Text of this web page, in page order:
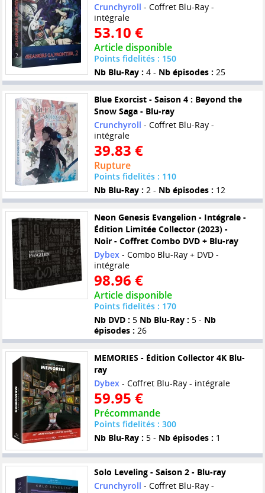
Crunchyroll - Coffret Blu-Ray -
intégrale
53.10 €
Article disponible
Points fidelités : 150
Nb Blu-Ray : 4 - Nb épisodes : 25
Blue Exorcist - Saison 4 : Beyond the
Snow Saga - Blu-ray
Crunchyroll - Coffret Blu-Ray -
intégrale
39.83 €
Rupture
Points fidelités : 110
Nb Blu-Ray : 2 - Nb épisodes : 12
Neon Genesis Evangelion - Intégrale -
Édition Limitée Collector (2023) -
Noir - Coffret Combo DVD + Blu-ray
Dybex- Combo Blu-Ray + DVD -
intégrale
98.96 €
Article disponible
Points fidelités : 170
Nb DVD : 5 Nb Blu-Ray : 5 - Nb
épisodes : 26
MEMORIES - Édition Collector 4K Blu-
ray
Dybex- Coffret Blu-Ray - intégrale
59.95 €
Précommande
Points fidelités : 300
Nb Blu-Ray : 5 - Nb épisodes : 1
Solo Leveling - Saison 2 - Blu-ray
Crunchyroll - Coffret Blu-Ray -